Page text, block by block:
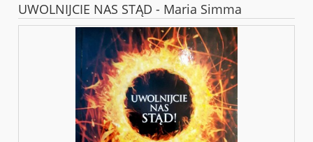
UWOLNIJCIE NAS STĄD - Maria Simma